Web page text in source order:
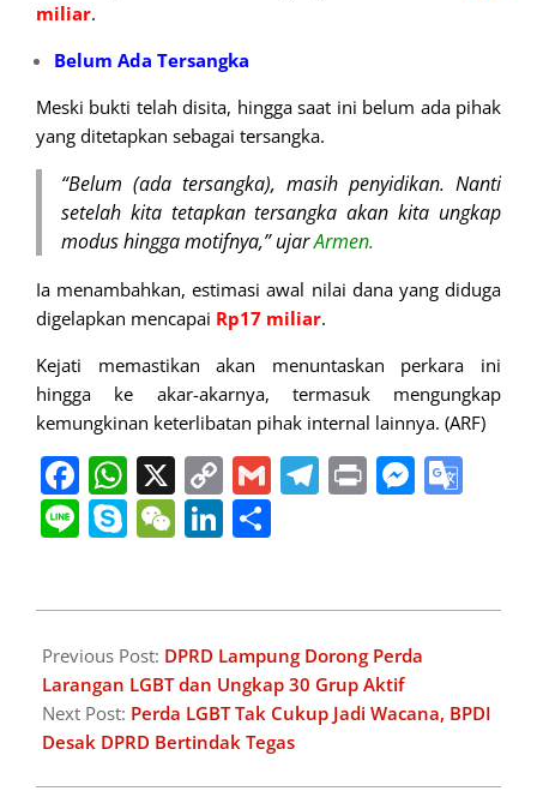
miliar.
Belum Ada Tersangka
Meski bukti telah disita, hingga saat ini belum ada pihak
yang ditetapkan sebagai tersangka.
“Belum (ada tersangka), masih penyidikan. Nanti
setelah kita tetapkan tersangka akan kita ungkap
modus hingga motifnya,” ujarArmen.
Ia menambahkan, estimasi awal nilai dana yang diduga
digelapkan mencapai Rp17 miliar.
Kejati memastikan akan menuntaskan perkara ini
hingga ke akar-akarnya, termasuk mengungkap
kemungkinan keterlibatan pihak internal lainnya. (ARF)
Facebook
WhatsApp
X Copy
Link
GmailTelegram
Print
LineSkypeWeChat
LinkedIn
07-
03
Previous Post: DPRD Lampung Dorong Perda
Larangan LGBT dan Ungkap 30 Grup Aktif
Next Post: Perda LGBT Tak Cukup Jadi Wacana, BPDI
Desak DPRD Bertindak Tegas